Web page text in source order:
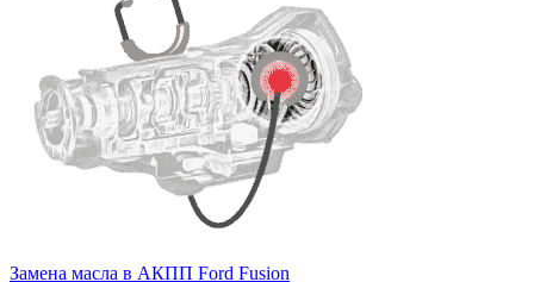
Замена масла в АКПП Ford Fusion